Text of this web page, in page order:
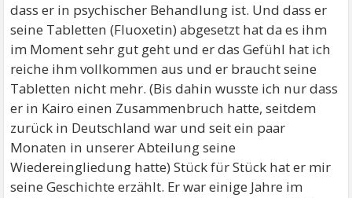
dass er in psychischer Behandlung ist. Und dass er
seine Tabletten (Fluoxetin) abgesetzt hat da es ihm
im Moment sehr gut geht und er das Gefühl hat ich
reiche ihm vollkommen aus und er braucht seine
Tabletten nicht mehr. (Bis dahin wusste ich nur dass
er in Kairo einen Zusammenbruch hatte, seitdem
zurück in Deutschland war und seit ein paar
Monaten in unserer Abteilung seine
Wiedereingliedung hatte) Stück für Stück hat er mir
seine Geschichte erzählt. Er war einige Jahre im